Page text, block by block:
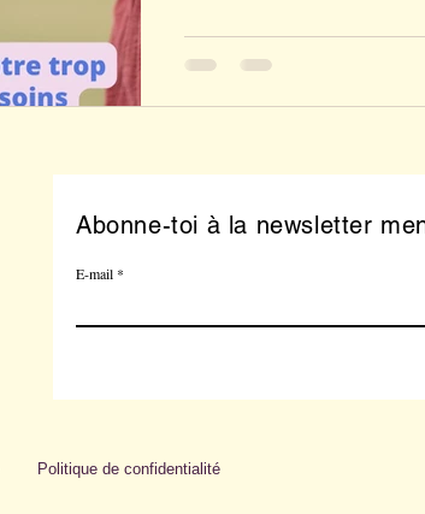
Abonne-toi à la newsletter
E-mail
Politique de confidentialité